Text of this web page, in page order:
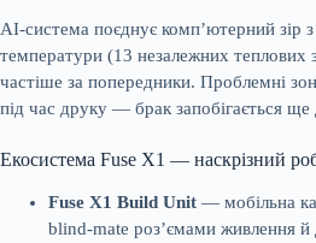
AI-система поєднує комп’ютерний зір
температури (13 незалежних теплових
частіше за попередники. Проблемні
під час друку — брак запобігається ще
Екосистема Fuse X1 — наскрізний
Fuse X1 Build Unit — мобільна
blind-mate роз’ємами живлення й